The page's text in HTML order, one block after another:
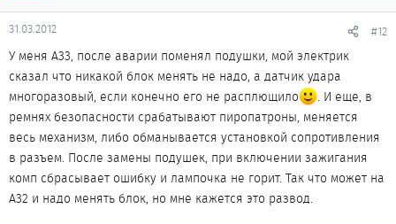
31.03.2012 #12
У меня А33, после аварии поменял подушки, мой электрик
сказал что никакой блок менять не надо, а датчик удара
многоразовый, если конечно его не расплющило
. И еще, в
ремнях безопасности срабатывают пиропатроны, меняется
весь механизм, либо обманывается установкой сопротивления
в разъем. После замены подушек, при включении зажигания
комп сбрасывает ошибку и лампочка не горит. Так что может на
А32 и надо менять блок, но мне кажется это развод.